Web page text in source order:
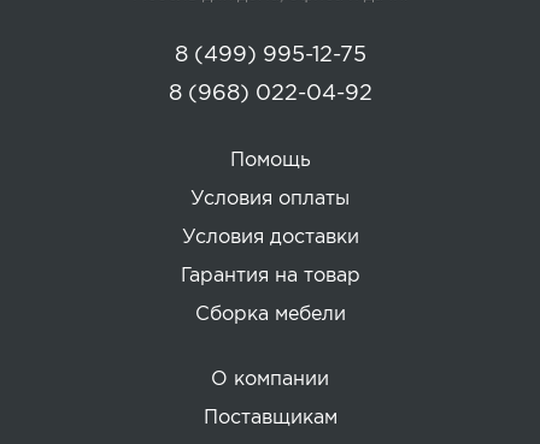
Помощь
Условия оплаты
Условия доставки
Гарантия на товар
Сборка мебели
О компании
Поставщикам
8 (499) 995-12-75
8 (968) 022-04-92